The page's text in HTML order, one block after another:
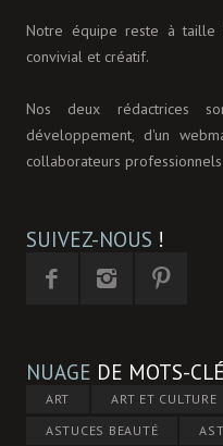
Notre équipe reste à taille
convivial et créatif.
Nos deux rédactrices
développement, d'un
collaborateurs
SUIVEZ-NOUS !
NUAGE DE MOTS-
ART ART ET CULTURE
ASTUCES BEAUTÉ